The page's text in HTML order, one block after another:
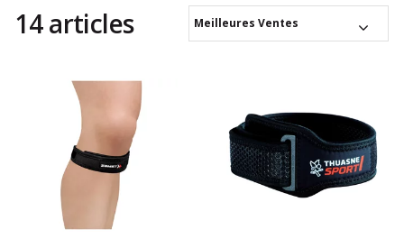
14 articles Meilleures Ventes